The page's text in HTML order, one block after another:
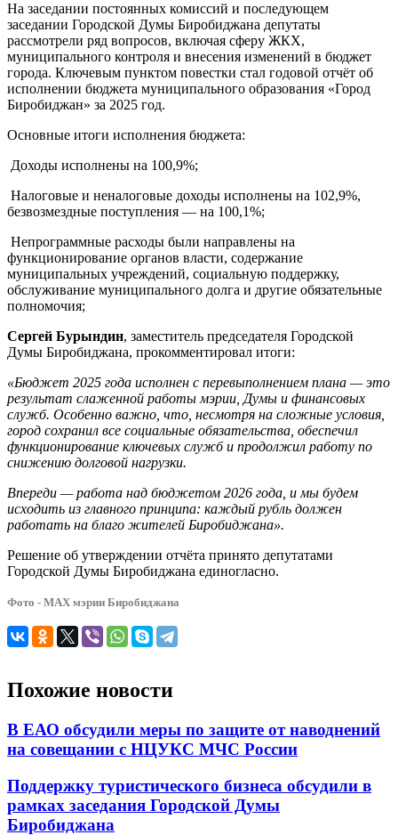
На заседании постоянных комиссий и последующем
заседании Городской Думы Биробиджана депутаты
рассмотрели ряд вопросов, включая сферу ЖКХ,
муниципального контроля и внесения изменений в бюджет
города. Ключевым пунктом повестки стал годовой отчёт об
исполнении бюджета муниципального образования «Город
Биробиджан» за 2025 год.
Основные итоги исполнения бюджета:
Доходы исполнены на 100,9%;
Налоговые и неналоговые доходы исполнены на 102,9%,
безвозмездные поступления — на 100,1%;
Непрограммные расходы были направлены на
функционирование органов власти, содержание
муниципальных учреждений, социальную поддержку,
обслуживание муниципального долга и другие обязательные
полномочия;
Сергей Бурындин, заместитель председателя Городской
Думы Биробиджана, прокомментировал итоги:
«Бюджет 2025 года исполнен с перевыполнением плана — это
результат слаженной работы мэрии, Думы и финансовых
служб. Особенно важно, что, несмотря на сложные условия,
город сохранил все социальные обязательства, обеспечил
функционирование ключевых служб и продолжил работу по
снижению долговой нагрузки.
Впереди — работа над бюджетом 2026 года, и мы будем
исходить из главного принципа: каждый рубль должен
работать на благо жителей Биробиджана».
Решение об утверждении отчёта принято депутатами
Городской Думы Биробиджана единогласно.
Фото - МАХ мэрии Биробиджана
Похожие новости
В ЕАО обсудили меры по защите от наводнений
на совещании с НЦУКС МЧС России
Поддержку туристического бизнеса обсудили в
рамках заседания Городской Думы
Биробиджана